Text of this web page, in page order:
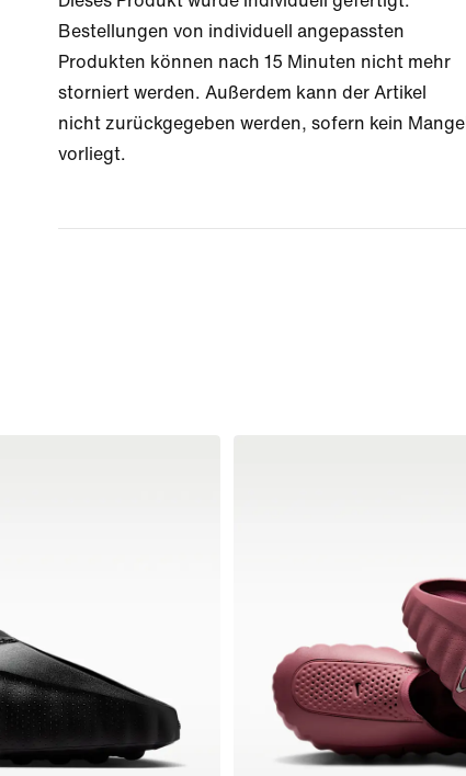
Bestellungen von individuell angepassten
Produkten können nach 15 Minuten nicht mehr
storniert werden. Außerdem kann der Artikel
nicht zurückgegeben werden, sofern kein Mangel
vorliegt.